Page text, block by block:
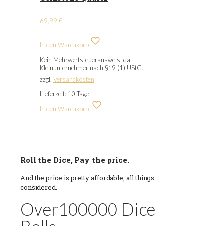
69,99 €
In den Warenkorb
Kein Mehrwertsteuerausweis, da
Kleinunternehmer nach §19 (1) UStG.
zzgl. Versandkosten
Lieferzeit: 10 Tage
In den Warenkorb
Roll the Dice, Pay the price.
And the price is pretty affordable, all things
considered.
Over100000 Dice